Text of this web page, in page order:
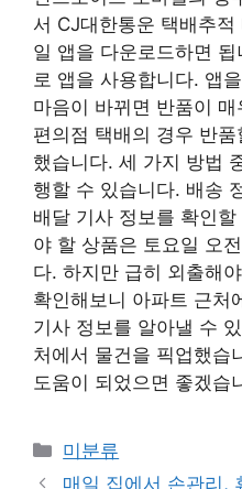
서 CJ대한통운 택배추
일 앱을 다운로드하면
로 앱을 사용합니다. 앱
마음이 바뀌면 반품이
편의점 택배의 경우 반
했습니다. 세 가지 방법
행할 수 있습니다. 배송
배달 기사 정보를 확인
야 할 상품은 토요일 오
다. 하지만 급히 외출해
확인해보니 아파트 근처
기사 정보를 알아낼 수
처에서 물건을 픽업했습
도움이 되었으면 좋겠습
Categories
미분류
매일 집에서 손관리,